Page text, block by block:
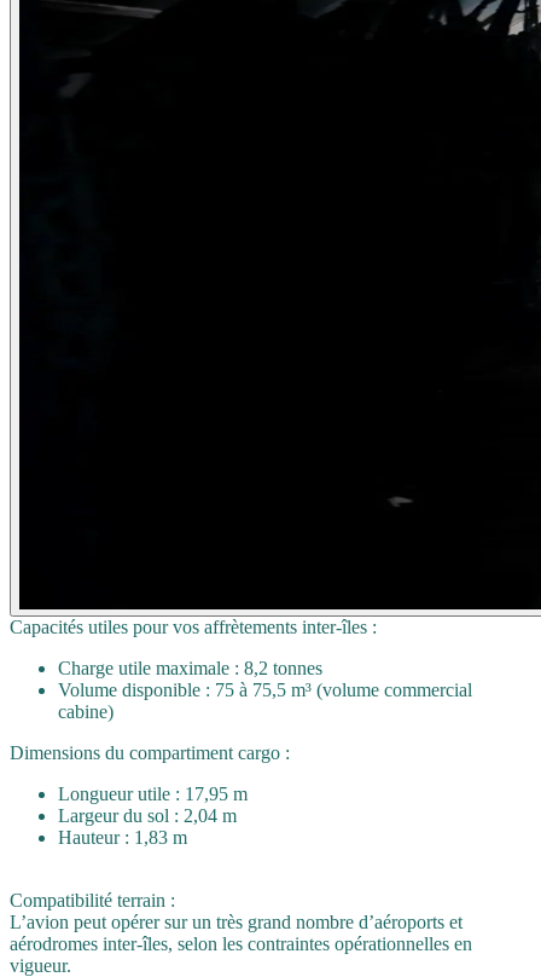
Capacités utiles pour vos affrètements inter‑îles :
Charge utile maximale : 8,2 tonnes
Volume disponible : 75 à 75,5 m³ (volume commercial
cabine)
Dimensions du compartiment cargo :
Longueur utile : 17,95 m
Largeur du sol : 2,04 m
Hauteur : 1,83 m
Compatibilité terrain :
L’avion peut opérer sur un très grand nombre d’aéroports et
aérodromes inter‑îles, selon les contraintes opérationnelles en
vigueur.